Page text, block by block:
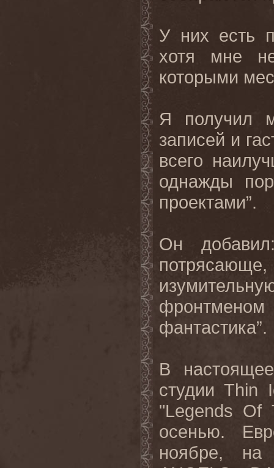
У них есть
хотя мне
которыми
Я получил
записей и
всего
однажды
проектами”.
Он добавил
потрясающе
фантастика”.
В
студииThin
"Legends Of
осенью.
ноябре, на